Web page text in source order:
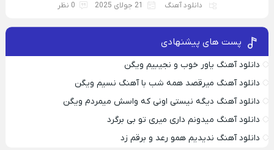
دانلود آهنگ 21 جولای 2025 0 نظر
پست های پیشنهادی
دانلود آهنگ یاور خوب و نجیبیم ویگن
دانلود آهنگ میرقصد همه شب با آهنگ نسیم ویگن
دانلود آهنگ دیگه نیستی اونی که واسش میمردم ویگن
دانلود آهنگ میدونم داری میری تو بی برگرد
دانلود آهنگ ندیدیم همو رعد و برقم زد